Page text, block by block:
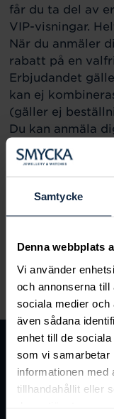
Samtycke
Denna webbplats
Vi använder
och annonserna till
sociala medier
även sådana
enhet till de
som vi samarbetar
informationen med
tillhandahållit eller
får du ta del av
VIP-visningar.
När du anmäler
rabatt på en
Erbjudandet
kan ej
(gäller ej
Du kan anmäla
startsidan på
Vi skickar
Välkommen till
smycken!
Klubb, lämnar
enligt nya
Läs mer om